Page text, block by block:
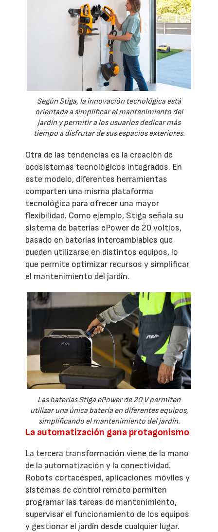
Según Stiga, la innovación tecnológica está
orientada a simplificar el mantenimiento del
jardín y permitir a los usuarios dedicar más
tiempo a disfrutar de sus espacios exteriores.
Otra de las tendencias es la creación de
ecosistemas tecnológicos integrados. En
este modelo, diferentes herramientas
comparten una misma plataforma
tecnológica para ofrecer una mayor
flexibilidad. Como ejemplo, Stiga señala su
sistema de baterías ePower de 20 voltios,
basado en baterías intercambiables que
pueden utilizarse en distintos equipos, lo
que permite optimizar recursos y simplificar
el mantenimiento del jardín.
Las baterías Stiga ePower de 20 V permiten
utilizar una única batería en diferentes equipos,
simplificando el mantenimiento del jardín.
La automatización gana protagonismo
La tercera transformación viene de la mano
de la automatización y la conectividad.
Robots cortacésped, aplicaciones móviles y
sistemas de control remoto permiten
programar las tareas de mantenimiento,
supervisar el funcionamiento de los equipos
y gestionar el jardín desde cualquier lugar.